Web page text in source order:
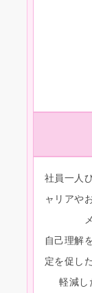
社員一人
ャリアや
自己理解
定を促し
軽減し